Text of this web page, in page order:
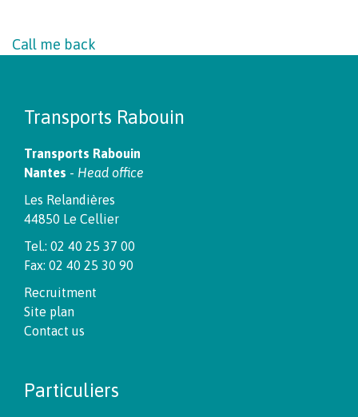
Call me back
Transports Rabouin
Transports Rabouin
Nantes - Head office
Les Relandières
44850 Le Cellier
Tel.: 02 40 25 37 00
Fax: 02 40 25 30 90
Recruitment
Site plan
Contact us
Particuliers